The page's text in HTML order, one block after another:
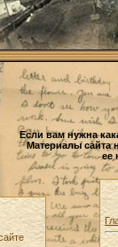
Если вам нужна
Материалы сайта
ее